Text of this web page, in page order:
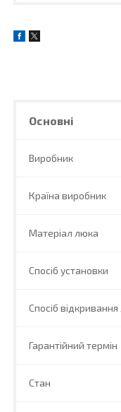
Основні
Виробник
Країна виробник
Матеріал люка
Спосіб установки
Спосіб
Гарантійний термін
Стан